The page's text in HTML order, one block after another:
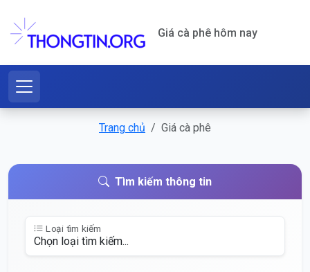
Giá cà phê hôm nay
Trang chủ Giá cà phê
Tìm kiếm thông tin
Loại tìm kiếm